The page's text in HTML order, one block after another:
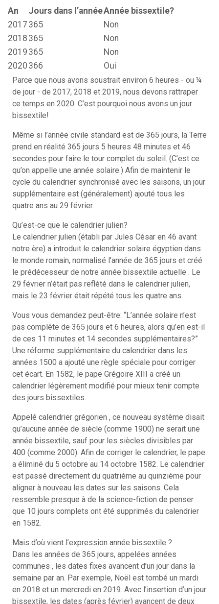
An Jours dans l’annéeAnnée bissextile?
2017 365
Non
2018 365
Non
2019 365
Non
2020 366 Oui
Parce que nous avons soustrait environ 6 heures - ou ¼
de jour - de 2017, 2018 et 2019, nous devons rattraper
ce temps en 2020. C’est pourquoi nous avons un jour
bissextile!
Même si l’année civile standard est de 365 jours, la Terre
prend en réalité 365 jours 5 heures 48 minutes et 46
secondes pour faire le tour complet du soleil. (C’est ce
qu’on appelle une année solaire.) Afin de maintenir le
cycle du calendrier synchronisé avec les saisons, un jour
supplémentaire est (généralement) ajouté tous les
quatre ans au 29 février.
Qu’est-ce que le calendrier julien?
Le calendrier julien (établi par Jules César en 46 avant
notre ère) a introduit le calendrier solaire égyptien dans
le monde romain, normalisé l’année de 365 jours et créé
le prédécesseur de notre année bissextile actuelle . Le
29 février n’était pas reflété dans le calendrier julien,
mais le 23 février était répété tous les quatre ans.
Vous vous demandez peut-être: “L’année solaire n’est
pas complète de 365 jours et 6 heures, alors qu’en est-il
de ces 11 minutes et 14 secondes supplémentaires?”
Une réforme supplémentaire du calendrier dans les
années 1500 a ajouté une règle spéciale pour corriger
cet écart. En 1582, le pape Grégoire XIII a créé un
calendrier légèrement modifié pour mieux tenir compte
des jours bissextiles.
Appelé calendrier grégorien , ce nouveau système disait
qu’aucune année de siècle (comme 1900) ne serait une
année bissextile, sauf pour les siècles divisibles par
400 (comme 2000). Afin de corriger le calendrier, le pape
a éliminé du 5 octobre au 14 octobre 1582. Le calendrier
est passé directement du quatrième au quinzième pour
aligner à nouveau les dates sur les saisons. Cela
ressemble presque à de la science-fiction de penser
que 10 jours complets ont été supprimés du calendrier
en 1582.
Mais d’où vient l’expression année bissextile ?
Dans les années de 365 jours, appelées années
communes , les dates fixes avancent d’un jour dans la
semaine par an. Par exemple, Noël est tombé un mardi
en 2018 et un mercredi en 2019. Avec l’insertion d’un jour
bissextile, les dates (après février) avancent de deux